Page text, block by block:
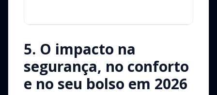
5. O impacto na
segurança, no conforto
e no seu bolso em 2026